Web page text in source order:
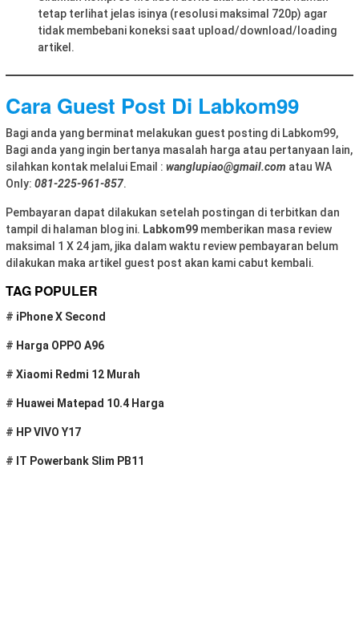
tetap terlihat jelas isinya (resolusi maksimal 720p) agar
tidak membebani koneksi saat upload/download/loading
artikel.
Cara Guest Post Di Labkom99
Bagi anda yang berminat melakukan guest posting di Labkom99,
Bagi anda yang ingin bertanya masalah harga atau pertanyaan lain,
silahkan kontak melalui Email : wanglupiao@gmail.com atau WA
Only: 081-225-961-857.
Pembayaran dapat dilakukan setelah postingan di terbitkan dan
tampil di halaman blog ini. Labkom99 memberikan masa review
maksimal 1 X 24 jam, jika dalam waktu review pembayaran belum
dilakukan maka artikel guest post akan kami cabut kembali.
TAG POPULER
# iPhone X Second
# Harga OPPO A96
# Xiaomi Redmi 12 Murah
# Huawei Matepad 10.4 Harga
# HP VIVO Y17
# IT Powerbank Slim PB11